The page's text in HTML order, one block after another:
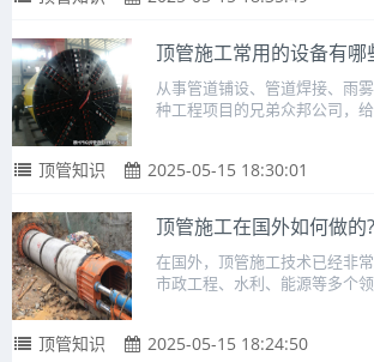
顶管施工常用的设备有哪
从事管道铺设、管道焊接、雨
种工程项目的兄弟众邦公司，
顶管知识 2025-05-15 18:30:01
顶管施工在国外如何做的?
在国外，顶管施工技术已经非
市政工程、水利、能源等多个
顶管知识 2025-05-15 18:24:50